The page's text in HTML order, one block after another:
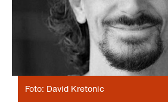
Foto: David Kretonic